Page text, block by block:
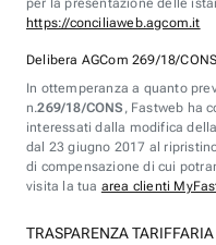
per la presentazione delle
https://conciliaweb.agcom.it
Delibera AGCom 269/18/CONS
In ottemperanza a quanto
n.269/18/CONS , Fastweb ha
interessati dalla modifica
dal 23 giugno 2017 al
di compensazione di cui
visita la tua area clienti
TRASPARENZA TARIFFARIA